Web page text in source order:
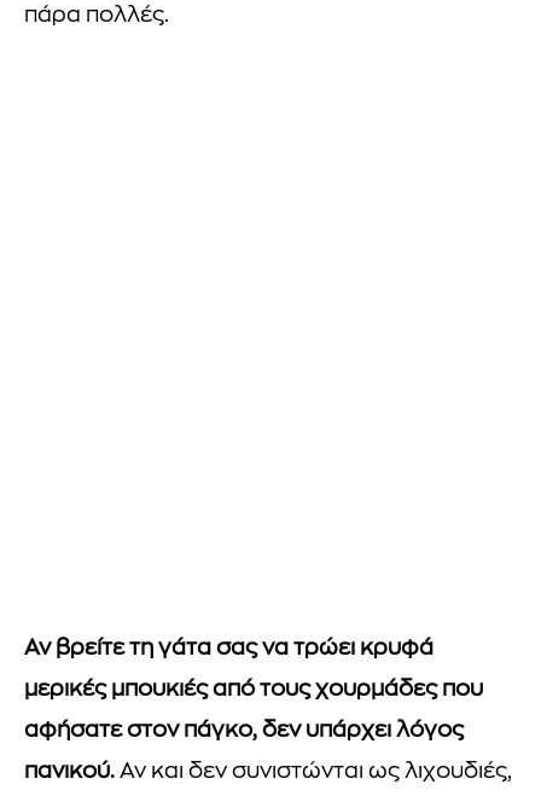
πάρα πολλές.
Αν βρείτε τη γάτα σας να τρώει κρυφά
μερικές μπουκιές από τους χουρμάδες που
αφήσατε στον πάγκο, δεν υπάρχει λόγος
πανικού. Αν και δεν συνιστώνται ως λιχουδιές,